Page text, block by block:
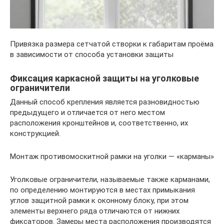
Привязка размера сетчатой створки к габаритам проёма
в зависимости от способа установки защиты
Фиксация каркасной защиты на уголковые
ограничители
Данный способ крепления является разновидностью
предыдущего и отличается от него местом
расположения кронштейнов и, соответственно, их
конструкцией.
Монтаж противомоскитной рамки на уголки — «карманы»
Уголковые ограничители, называемые также карманами,
по определению монтируются в местах примыкания
углов защитной рамки к оконному блоку, при этом
элементы верхнего ряда отличаются от нижних
фиксаторов. Замеры места расположения производятся